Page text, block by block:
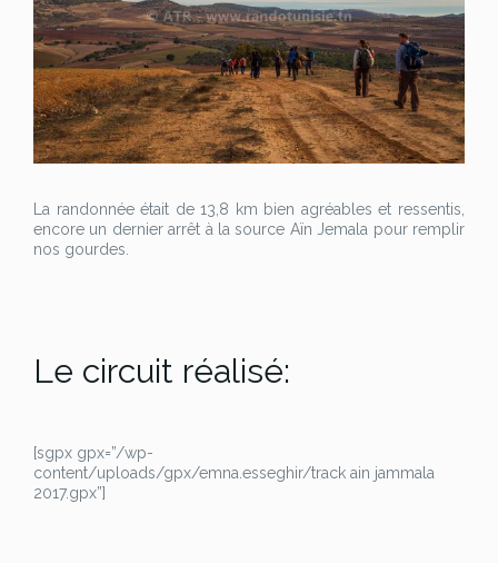
La randonnée était de 13,8 km bien agréables et ressentis,
encore un dernier arrêt à la source Aïn Jemala pour remplir
nos gourdes.
Le circuit réalisé:
[sgpx gpx=”/wp-
content/uploads/gpx/emna.esseghir/track ain jammala
2017.gpx”]